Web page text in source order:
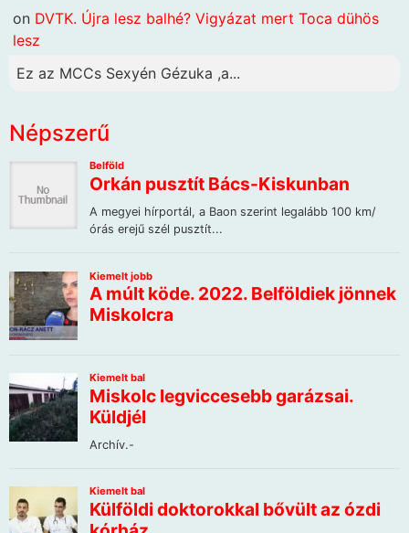
on DVTK. Újra lesz balhé? Vigyázat mert Toca dühös
lesz
Ez az MCCs Sexyén Gézuka ,a...
Népszerű